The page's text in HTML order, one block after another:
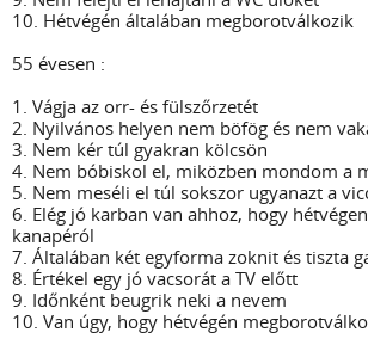
10. Hétvégén általában megborotválkozik
55 évesen :
1. Vágja az orr- és fülszőrzetét
2. Nyilvános helyen nem böfög és nem
3. Nem kér túl gyakran kölcsön
4. Nem bóbiskol el, miközben mondom a
5. Nem meséli el túl sokszor ugyanazt a
6. Elég jó karban van ahhoz, hogy
kanapéról
7. Általában két egyforma zoknit és tiszta
8. Értékel egy jó vacsorát a TV előtt
9. Időnként beugrik neki a nevem
10. Van úgy, hogy hétvégén